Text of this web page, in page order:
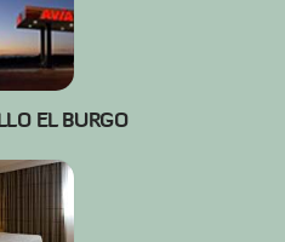
EL BURGO